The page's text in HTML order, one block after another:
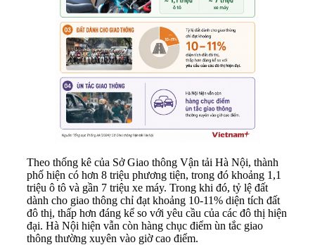
Theo thống kê của Sở Giao thông Vận tải Hà Nội, thành
phố hiện có hơn 8 triệu phương tiện, trong đó khoảng 1,1
triệu ô tô và gần 7 triệu xe máy. Trong khi đó, tỷ lệ đất
dành cho giao thông chỉ đạt khoảng 10-11% diện tích đất
đô thị, thấp hơn đáng kể so với yêu cầu của các đô thị hiện
đại. Hà Nội hiện vẫn còn hàng chục điểm ùn tắc giao
thông thường xuyên vào giờ cao điểm.